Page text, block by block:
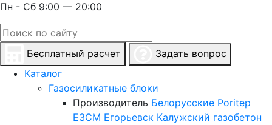
Пн - Сб 9:00 — 20:00
Бесплатный расчет
Задать вопрос
Каталог
Газосиликатные блоки
Производитель Белорусские Poritep
ЕЗСМ Егорьевск Калужский газобетон